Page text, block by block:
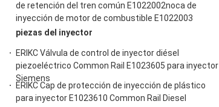
de retención del tren común E1022002noca de
inyección de motor de combustible E1022003
piezas del inyector
ERIKC Válvula de control de inyector diésel
piezoeléctrico Common Rail E1023605 para inyector
Siemens
ERIKC Cap de protección de inyección de plástico
para inyector E1023610 Common Rail Diesel